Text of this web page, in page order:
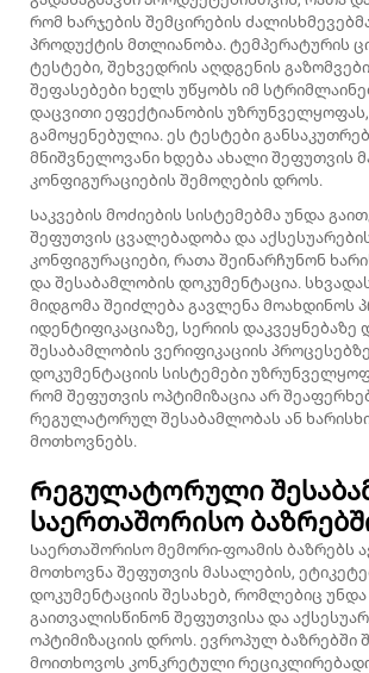
რომ ხარჯების შემცირების
პროდუქტის მთლიანობა. ტემპერატურის
ტესტები, შეხვედრის აღდგენის
შეფასებები ხელს უწყობს იმ
დაცვითი ეფექტიანობის
გამოყენებულია. ეს ტესტები
მნიშვნელოვანი ხდება ახალი შეფუთვის
კონფიგურაციების შემოღების დროს.
Საკვების მოძიების სისტემებმა უნდა
შეფუთვის ცვალებადობა და
კონფიგურაციები, რათა შეინარჩუნონ
და შესაბამლობის დოკუმენტაცია.
მიდგომა შეიძლება გავლენა მოახდინოს
იდენტიფიკაციაზე, სერიის დაკვეყნებაზე
შესაბამლობის ვერიფიკაციის
დოკუმენტაციის სისტემები
რომ შეფუთვის ოპტიმიზაცია არ
რეგულატორულ შესაბამლობას ან
მოთხოვნებს.
Რეგულატორული
საერთაშორისო
Საერთაშორისო მემორი-ფოამის ბაზრებს
მოთხოვნა შეფუთვის მასალების,
დოკუმენტაციის შესახებ, რომლებიც უნდა
გაითვალისწინონ შეფუთვისა და
ოპტიმიზაციის დროს. ევროპულ ბაზრებში
მოითხოვოს კონკრეტული